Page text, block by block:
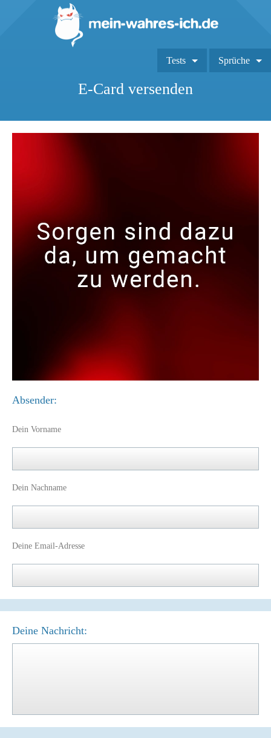
Tests Sprüche
E-Card versenden
Absender:
Dein Vorname
Dein Nachname
Deine Email-Adresse
Deine Nachricht: